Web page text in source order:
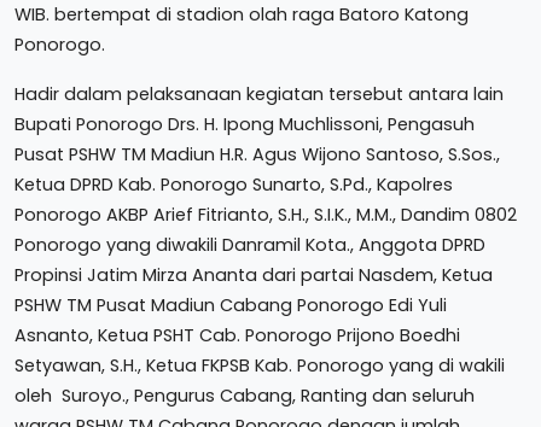
WIB. bertempat di stadion olah raga Batoro Katong
Ponorogo.
Hadir dalam pelaksanaan kegiatan tersebut antara lain
Bupati Ponorogo Drs. H. Ipong Muchlissoni, Pengasuh
Pusat PSHW TM Madiun H.R. Agus Wijono Santoso, S.Sos.,
Ketua DPRD Kab. Ponorogo Sunarto, S.Pd., Kapolres
Ponorogo AKBP Arief Fitrianto, S.H., S.I.K., M.M., Dandim 0802
Ponorogo yang diwakili Danramil Kota., Anggota DPRD
Propinsi Jatim Mirza Ananta dari partai Nasdem, Ketua
PSHW TM Pusat Madiun Cabang Ponorogo Edi Yuli
Asnanto, Ketua PSHT Cab. Ponorogo Prijono Boedhi
Setyawan, S.H., Ketua FKPSB Kab. Ponorogo yang di wakili
oleh Suroyo., Pengurus Cabang, Ranting dan seluruh